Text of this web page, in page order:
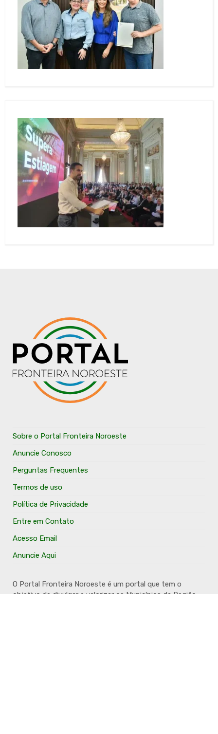
Sobre o Portal Fronteira Noroeste
Anuncie Conosco
Perguntas Frequentes
Termos de uso
Política de Privacidade
Entre em Contato
Acesso Email
Anuncie Aqui
O Portal Fronteira Noroeste é um portal que tem o
objetivo de divulgar e valorizar os Municípios da Região